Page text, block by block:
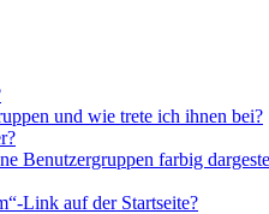
und wie trete ich ihnen bei?
Benutzergruppen farbig
Link auf der Startseite?